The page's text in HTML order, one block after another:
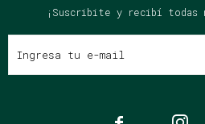
¡Suscribite y recibí todas